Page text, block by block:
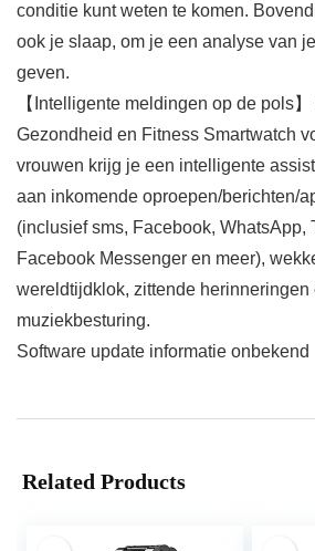
conditie kunt weten te komen.
ook je slaap, om je een analyse van
geven.
【Intelligente meldingen op de pols
Gezondheid en Fitness Smartwatch
vrouwen krijg je een intelligente
aan inkomende oproepen/berichten/
(inclusief sms, Facebook, WhatsApp,
Facebook Messenger en meer),
wereldtijdklok, zittende herinneringen
muziekbesturing.
Software update informatie onbekend
Related Products